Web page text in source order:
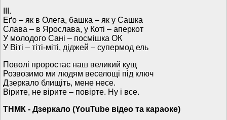
ІІІ.
Еґо – як в Олега, башка – як у Сашка
Слава – в Ярослава, у Коті – аперкот
У молодого Сані – посмішка ОК
У Віті – тіті-міті, діджей – супермод ель
Поволі проростає наш великий кущ
Розвозимо ми людям веселощі під ключ
Дзеркало блищіть, мене несе.
Вірите, не вірите – повірте. Ну і все.
ТНМК - Дзеркало (YouTube відео та караоке)